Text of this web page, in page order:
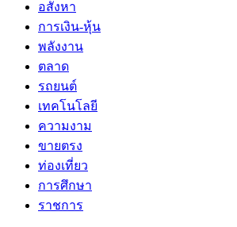
อสังหา
การเงิน-หุ้น
พลังงาน
ตลาด
รถยนต์
เทคโนโลยี
ความงาม
ขายตรง
ท่องเที่ยว
การศึกษา
ราชการ